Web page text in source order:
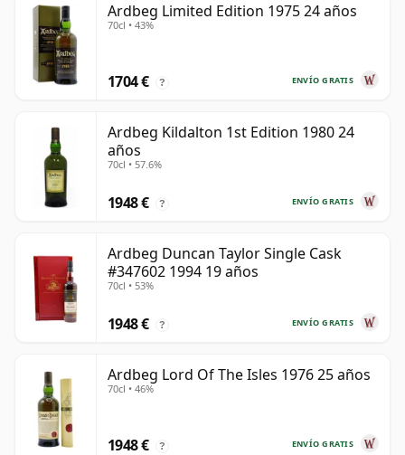
Ardbeg Limited Edition 1975 24 años
70cl • 43%
ENVÍO GRATIS
1704 € ?
Ardbeg Kildalton 1st Edition 1980 24
años
70cl • 57.6%
ENVÍO GRATIS
1948 € ?
Ardbeg Duncan Taylor Single Cask
#347602 1994 19 años
70cl • 53%
ENVÍO GRATIS
1948 € ?
Ardbeg Lord Of The Isles 1976 25 años
70cl • 46%
ENVÍO GRATIS
1948 € ?